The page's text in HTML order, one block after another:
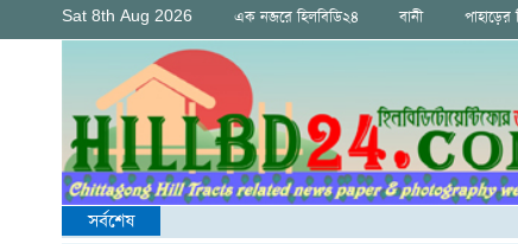
Sat 8th Aug 2026 এক নজরে হিলবিডি২৪ বানী পাহাড়ের
সর্বশেষ